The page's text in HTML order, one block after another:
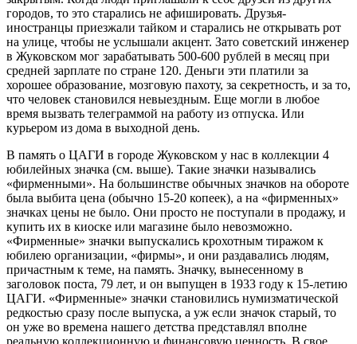
городов, то это старались не афишировать. Друзья-
иностранцы приезжали тайком и старались не открывать рот
на улице, чтобы не услышали акцент. Зато советский инженер
в Жуковском мог зарабатывать 500-600 рублей в месяц при
средней зарплате по стране 120. Деньги эти платили за
хорошее образование, мозговую пахоту, за секретность, и за то,
что человек становился невыездным. Еще могли в любое
время вызвать телеграммой на работу из отпуска. Или
курьером из дома в выходной день.
В память о ЦАГИ в городе Жуковском у нас в коллекции 4
юбилейных значка (см. выше). Такие значки назывались
«фирменными». На большинстве обычных значков на обороте
была выбита цена (обычно 15-20 копеек), а на «фирменных»
значках цены не было. Они просто не поступали в продажу, и
купить их в киоске или магазине было невозможно.
«Фирменные» значки выпускались крохотным тиражом к
юбилею организации, «фирмы», и они раздавались людям,
причастным к теме, на память. Значку, вынесенному в
заголовок поста, 79 лет, и он выпущен в 1933 году к 15-летию
ЦАГИ. «Фирменные» значки становились нумизматической
редкостью сразу после выпуска, а уж если значок старый, то
он уже во времена нашего детства представлял вполне
реальную коллекционную и финансовую ценность. В свое